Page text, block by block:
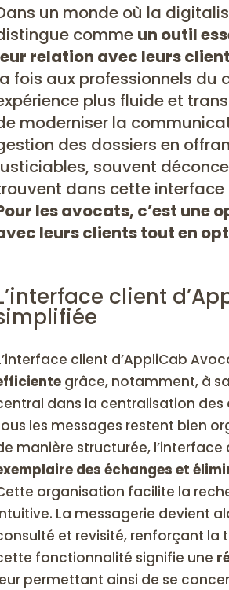
un monde où la
comme un outil
relation avec leurs
fois aux professionnels du
plus fluide et
moderniser la
des dossiers en
souvent
dans cette interface
les avocats, c’est une
leurs clients tout en
client
client d’AppliCab
grâce, notamment, à
dans la centralisation des
les messages restent bien
manière structurée,
des échanges et
organisation facilite la
La messagerie devient
et revisité, renforçant la
fonctionnalité signifie une
permettant ainsi de se